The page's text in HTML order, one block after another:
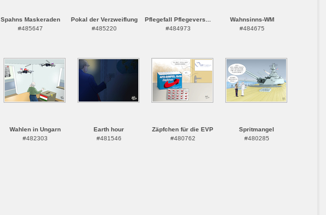
Spahns Maskeraden
#485647
Pokal der Verzweiflung
#485220
Pflegefall Pflegevers...
#484973
Wahnsinns-WM
#484675
Wahlen in Ungarn
#482303
Earth hour
#481546
Zäpfchen für die EVP
#480762
Spritmangel
#480285